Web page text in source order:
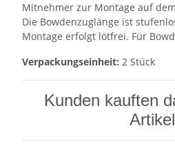
Mitnehmer zur Montage auf
Die Bowdenzuglänge ist
Montage erfolgt lötfrei. Für
Verpackungseinheit: 2 Stück
Kunden kauften